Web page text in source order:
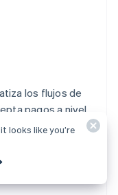
los flujos de
pagos a nivel
looks like you’re